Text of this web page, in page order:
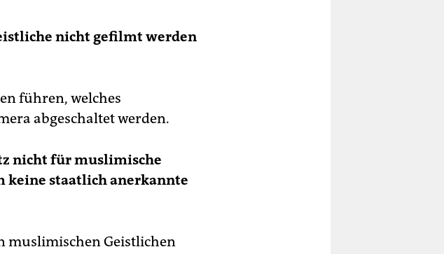
nicht gefilmt werden
führen, welches
abgeschaltet werden.
nicht für muslimische
keine staatlich anerkannte
muslimischen Geistlichen